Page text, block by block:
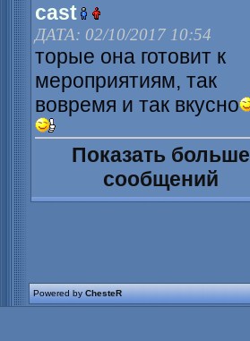
cast
ДАТА: 02/10/2017 10:54
торые она готовит к
мероприятиям, так
вовремя и так вкусно
Показать больше
сообщений
Powered byChesteR